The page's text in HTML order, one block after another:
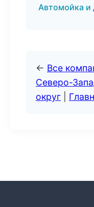
Автомойка и
← Все
Северо-
округ